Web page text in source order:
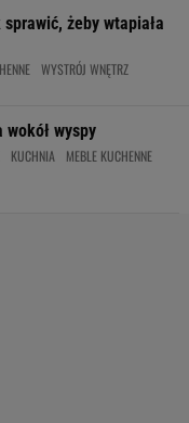
żeby wtapiała
WYSTRÓJ WNĘTRZ
wokół wyspy
KUCHNIA MEBLE KUCHENNE